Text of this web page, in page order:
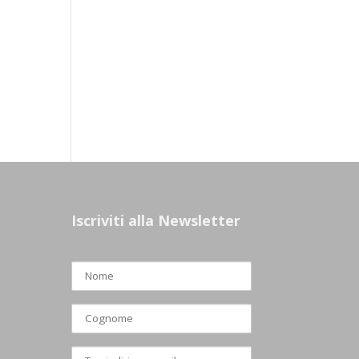
Iscriviti alla Newsletter